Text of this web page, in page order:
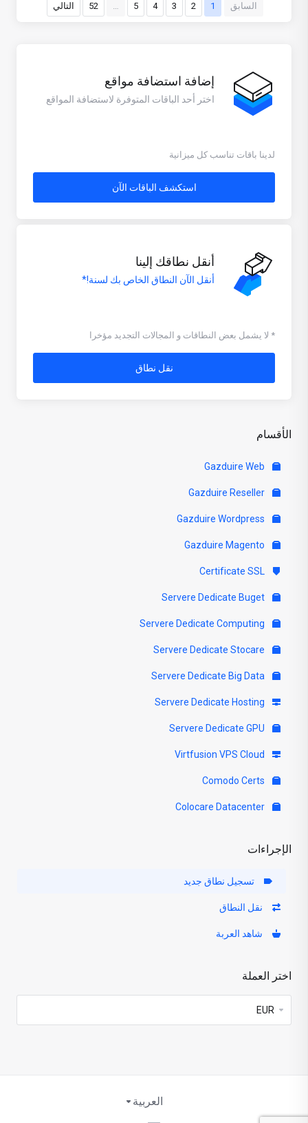
الأقسام
الإجراءات
تسجيل نطاق جديد
نقل النطاق
شاهد العربة
اختر العملة
السابق 1
2
3
4
5
…
52 التالي
إضافة استضافة مواقع
اختر أحد الباقات المتوفرة لاستضافة المواقع
لدينا باقات تناسب كل ميزانية
استكشف الباقات الآن
أنقل نطاقك إلينا
أنقل الآن النطاق الخاص بك لسنة!*
* لا يشمل بعض النطاقات و المجالات التجديد مؤخرا
نقل نطاق
العربية